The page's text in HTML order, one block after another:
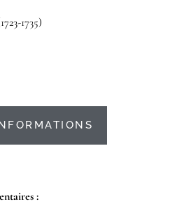
1735)
:​